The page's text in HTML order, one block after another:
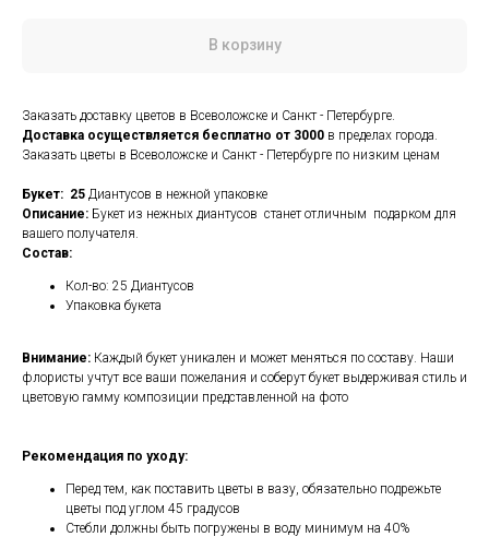
В корзину
Заказать доставку цветов в Всеволожске и Санкт - Петербурге.
Доставка осуществляется бесплатно от 3000 в пределах города.
Заказать цветы в Всеволожске и Санкт - Петербурге по низким ценам
Букет: 25 Диантусов в нежной упаковке
Описание: Букет из нежных диантусов станет отличным подарком для
вашего получателя.
Состав:
Кол-во: 25 Диантусов
Упаковка букета
Внимание: Каждый букет уникален и может меняться по составу. Наши
флористы учтут все ваши пожелания и соберут букет выдерживая стиль и
цветовую гамму композиции представленной на фото
Рекомендация по уходу:
Перед тем, как поставить цветы в вазу, обязательно подрежьте
цветы под углом 45 градусов
Стебли должны быть погружены в воду минимум на 40%